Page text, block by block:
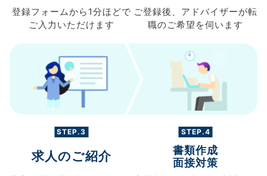
登録フォームから 1分ほどで
ご入力 いただけます
ご登録後、 アドバイザーが転
職のご希望を伺います
STEP.3
求人のご紹介
STEP.4
書類作成
面接対策